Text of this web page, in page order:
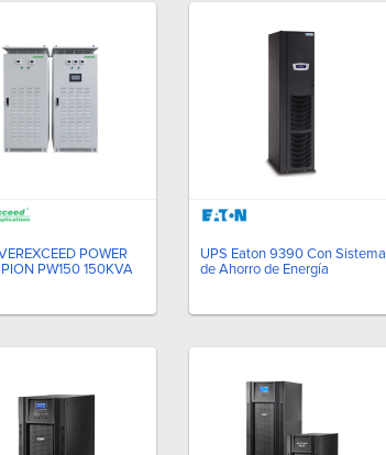
POWER
PW150 150KVA
UPS Eaton 9390 Con Sistema
de Ahorro de Energía